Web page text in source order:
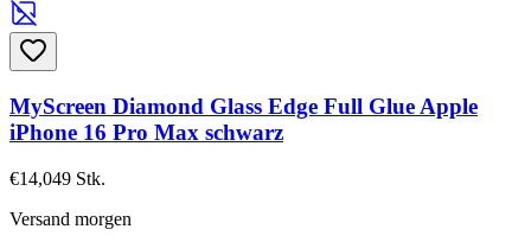
MyScreen Diamond Glass Edge Full Glue Apple
iPhone 16 Pro Max schwarz
€14,049 Stk.
Versand morgen